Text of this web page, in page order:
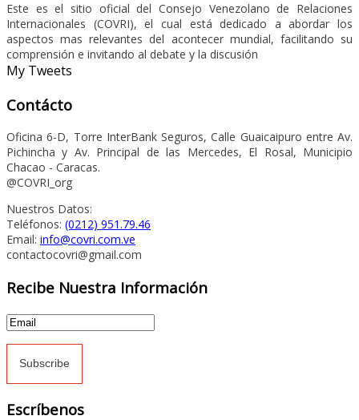
Este es el sitio oficial del Consejo Venezolano de Relaciones
Internacionales (COVRI), el cual está dedicado a abordar los
aspectos mas relevantes del acontecer mundial, facilitando su
comprensión e invitando al debate y la discusión
My Tweets
Contácto
Oficina 6-D, Torre InterBank Seguros, Calle Guaicaipuro entre Av.
Pichincha y Av. Principal de las Mercedes, El Rosal, Municipio
Chacao - Caracas.
@COVRI_org
Nuestros Datos:
Teléfonos: (0212) 951.79.46
Email: info@covri.com.ve
contactocovri@gmail.com
Recibe Nuestra Información
Escríbenos